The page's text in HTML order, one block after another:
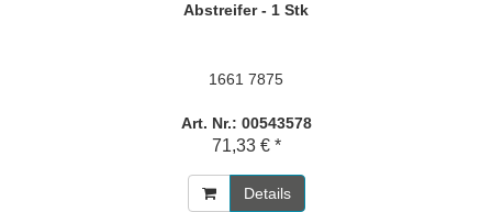
Abstreifer - 1 Stk
1661 7875
Art. Nr.: 00543578
71,33 € *
Details